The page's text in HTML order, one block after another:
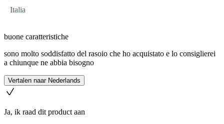
Italia
buone caratteristiche
sono molto soddisfatto del rasoio che ho acquistato e lo consiglierei
a chiunque ne abbia bisogno
Vertalen naar Nederlands
Ja, ik raad dit product aan